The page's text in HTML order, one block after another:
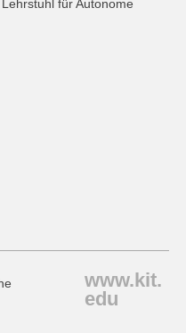
für Autonome
www.kit.
edu